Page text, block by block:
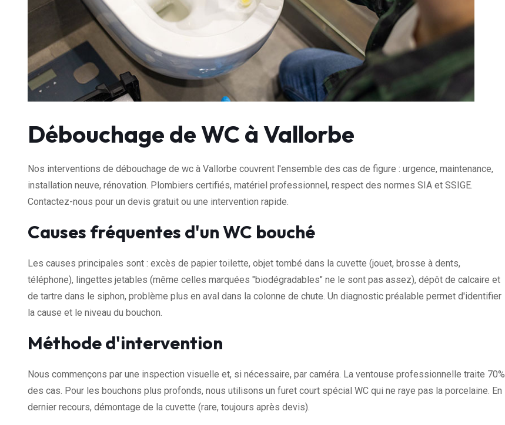
Débouchage de WC à Vallorbe
Nos interventions de débouchage de wc à Vallorbe couvrent l'ensemble des cas de figure : urgence, maintenance,
installation neuve, rénovation. Plombiers certifiés, matériel professionnel, respect des normes SIA et SSIGE.
Contactez-nous pour un devis gratuit ou une intervention rapide.
Causes fréquentes d'un WC bouché
Les causes principales sont : excès de papier toilette, objet tombé dans la cuvette (jouet, brosse à dents,
téléphone), lingettes jetables (même celles marquées "biodégradables" ne le sont pas assez), dépôt de calcaire et
de tartre dans le siphon, problème plus en aval dans la colonne de chute. Un diagnostic préalable permet d'identifier
la cause et le niveau du bouchon.
Méthode d'intervention
Nous commençons par une inspection visuelle et, si nécessaire, par caméra. La ventouse professionnelle traite 70%
des cas. Pour les bouchons plus profonds, nous utilisons un furet court spécial WC qui ne raye pas la porcelaine. En
dernier recours, démontage de la cuvette (rare, toujours après devis).